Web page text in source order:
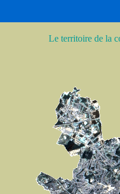
Le territoire de la